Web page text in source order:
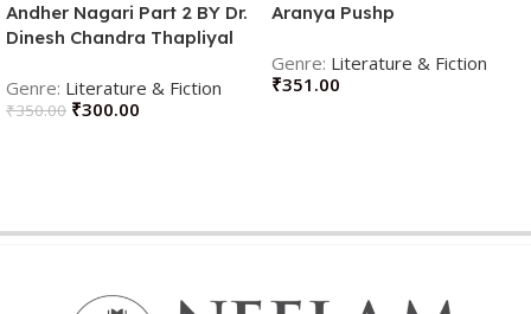
Andher Nagari Part 2 BY Dr.
Dinesh Chandra Thapliyal
Literature & Fiction
₹350.00 ₹300.00
Aranya Pushp
Literature & Fiction
₹351.00